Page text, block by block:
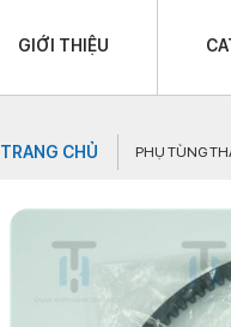
GIỚI THIỆU
TRANG CHỦ PHỤ TÙNG